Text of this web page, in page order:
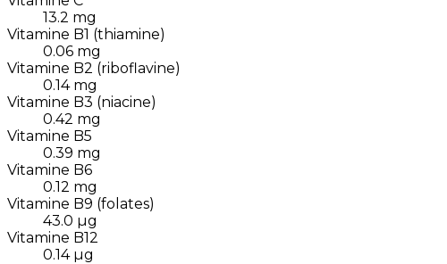
13.2 mg
Vitamine B1 (thiamine)
0.06 mg
Vitamine B2 (riboflavine)
0.14 mg
Vitamine B3 (niacine)
0.42 mg
Vitamine B5
0.39 mg
Vitamine B6
0.12 mg
Vitamine B9 (folates)
43.0 µg
Vitamine B12
0.14 µg